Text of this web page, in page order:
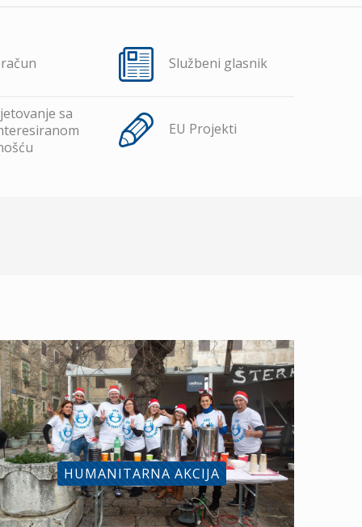
Službeni glasnik
sa
EU Projekti
HUMANITARNA AKCIJA